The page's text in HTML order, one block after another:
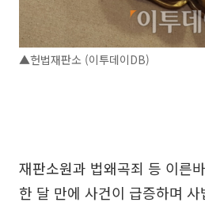
▲헌법재판소 (이투데이DB)
재판소원과 법왜곡죄 등 이른
한 달 만에 사건이 급증하며